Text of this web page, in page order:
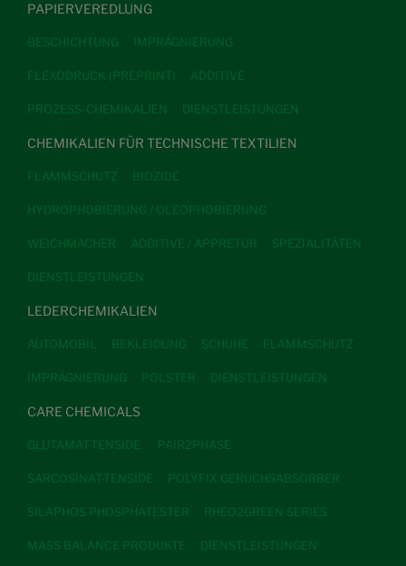
PAPIERVEREDLUNG
BESCHICHTUNG IMPRÄGNIERUNG
FLEXODRUCK (PREPRINT) ADDITIVE
PROZESS-CHEMIKALIEN DIENSTLEISTUNGEN
CHEMIKALIEN FÜR TECHNISCHE TEXTILIEN
FLAMMSCHUTZ BIOZIDE
HYDROPHOBIERUNG / OLEOPHOBIERUNG
WEICHMACHER ADDITIVE / APPRETUR SPEZIALITÄTEN
DIENSTLEISTUNGEN
LEDERCHEMIKALIEN
AUTOMOBIL BEKLEIDUNG SCHUHE FLAMMSCHUTZ
IMPRÄGNIERUNG POLSTER DIENSTLEISTUNGEN
CARE CHEMICALS
GLUTAMAT-TENSIDE. PAIR2PHASE
SARCOSINAT-TENSIDE POLYFIX GERUCHSABSORBER
SILAPHOS PHOSPHATESTER RHEO2GREEN SERIES
MASS BALANCE PRODUKTE DIENSTLEISTUNGEN